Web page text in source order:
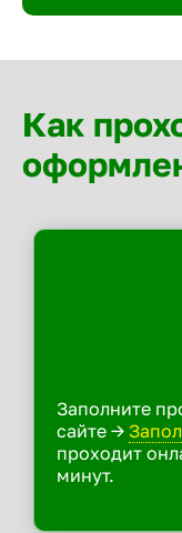
Как
Заполните
сайте ->
проходит
минут.